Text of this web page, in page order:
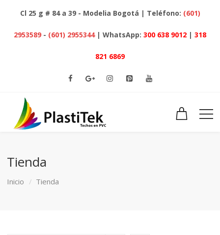
Cl 25 g # 84 a 39 - Modelia Bogotá | Teléfono: (601)
2953589 - (601) 2955344 | WhatsApp: 300 638 9012 | 318
821 6869
Tienda
Inicio Tienda